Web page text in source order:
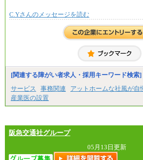
C.Yさんのメッセージを読む
[関連する障がい者求人・採用キーワード検索]
サービス
事務関連 アットホームな社風が自
産業医の設置
阪急交通社グループ
05月13日更新